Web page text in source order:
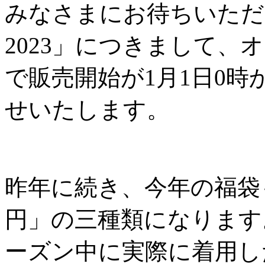
みなさまにお待ちいた
2023」につきまして、
で販売開始が1月1日0時
せいたします。
昨年に続き、今年の福
円」の三種類になりま
ーズン中に実際に着用